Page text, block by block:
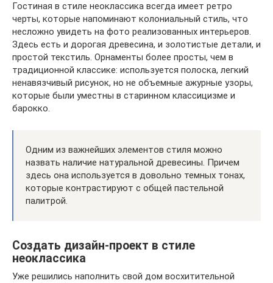
Гостиная в стиле неоклассика всегда имеет ретро
черты, которые напоминают колониальный стиль, что
несложно увидеть на фото реализованных интерьеров.
Здесь есть и дорогая древесина, и золотистые детали, и
простой текстиль. Орнаменты более просты, чем в
традиционной классике: используется полоска, легкий
ненавязчивый рисунок, но не объемные ажурные узоры,
которые были уместны в старинном классицизме и
барокко.
Одним из важнейших элементов стиля можно
назвать наличие натуральной древесины. Причем
здесь она используется в довольно темных тонах,
которые контрастируют с общей пастельной
палитрой.
Создать дизайн-проект в стиле
неоклассика
Уже решились наполнить свой дом восхитительной